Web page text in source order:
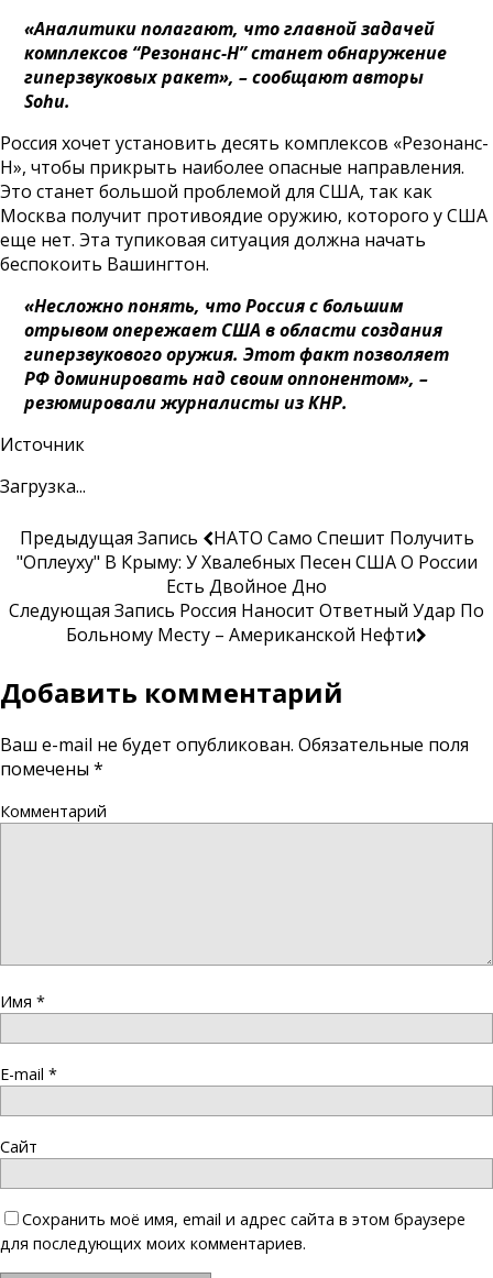
«Аналитики полагают, что главной задачей
комплексов “Резонанс-Н” станет обнаружение
гиперзвуковых ракет», – сообщают авторы
Sohu.
Россия хочет установить десять комплексов «Резонанс-
Н», чтобы прикрыть наиболее опасные направления.
Это станет большой проблемой для США, так как
Москва получит противоядие оружию, которого у США
еще нет. Эта тупиковая ситуация должна начать
беспокоить Вашингтон.
«Несложно понять, что Россия с большим
отрывом опережает США в области создания
гиперзвукового оружия. Этот факт позволяет
РФ доминировать над своим оппонентом», –
резюмировали журналисты из КНР.
Источник
Загрузка...
Предыдущая Запись
НАТО Само Спешит Получить
"оплеуху" В Крыму: У Хвалебных Песен США О России
Есть Двойное Дно
Следующая Запись Россия Наносит Ответный Удар По
Больному Месту – Американской Нефти
Добавить комментарий
Ваш e-mail не будет опубликован. Обязательные поля
помечены *
Комментарий
Имя *
E-mail *
Сайт
Сохранить моё имя, email и адрес сайта в этом браузере
для последующих моих комментариев.